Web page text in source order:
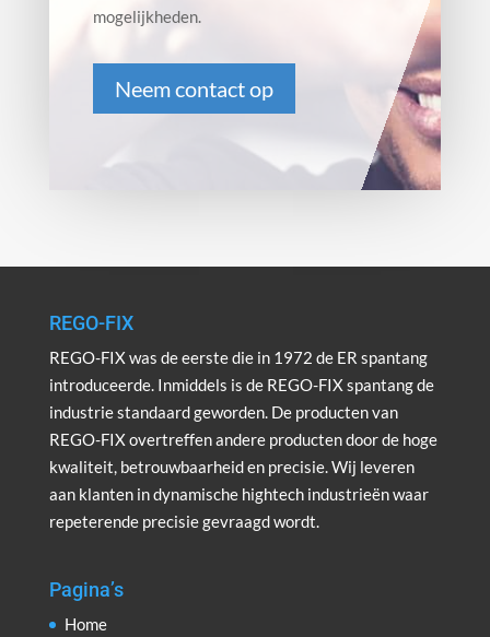
mogelijkheden.
Neem contact op
REGO-FIX
REGO-FIX was de eerste die in 1972 de ER spantang
introduceerde. Inmiddels is de REGO-FIX spantang de
industrie standaard geworden. De producten van
REGO-FIX overtreffen andere producten door de hoge
kwaliteit, betrouwbaarheid en precisie. Wij leveren
aan klanten in dynamische hightech industrieën waar
repeterende precisie gevraagd wordt.
Pagina’s
Home